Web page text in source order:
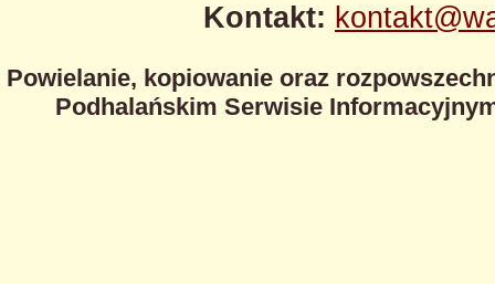
Kontakt:
Powielanie, kopiowanie oraz
Podhalańskim Serwisie